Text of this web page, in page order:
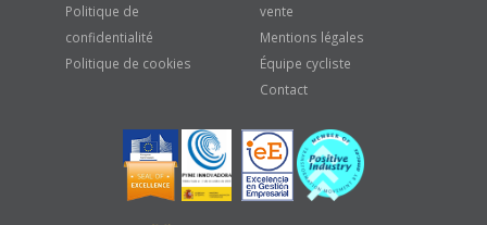
Politique de
confidentialité
Politique de cookies
vente
Mentions légales
Équipe cycliste
Contact